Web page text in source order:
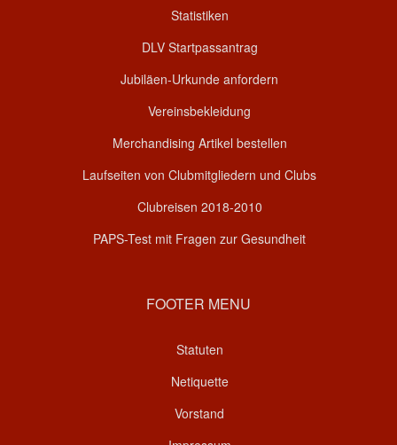
Statistiken
DLV Startpassantrag
Jubiläen-Urkunde anfordern
Vereinsbekleidung
Merchandising Artikel bestellen
Laufseiten von Clubmitgliedern und Clubs
Clubreisen 2018-2010
PAPS-Test mit Fragen zur Gesundheit
FOOTER MENU
Statuten
Netiquette
Vorstand